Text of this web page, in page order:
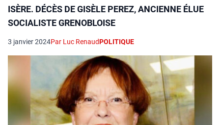
ISÈRE. DÉCÈS DE GISÈLE PEREZ, ANCIENNE ÉLUE
SOCIALISTE GRENOBLOISE
3 janvier 2024Par Luc RenaudPOLITIQUE